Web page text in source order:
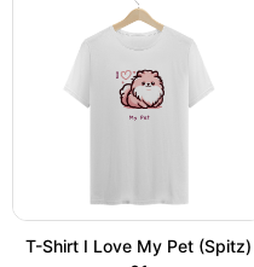
T-Shirt Live the Moment
A partir de R$ 79,90